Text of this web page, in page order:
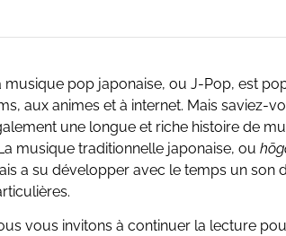
musique pop japonaise, ou J-Pop, est
aux animes et à internet. Mais saviez-
une longue et riche histoire de
musique traditionnelle japonaise, ou
a su développer avec le temps un son
vous invitons à continuer la lecture